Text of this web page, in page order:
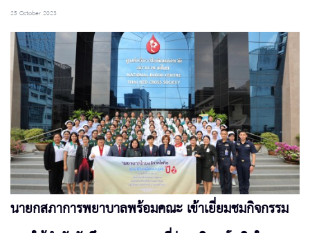
25 October 2023
นายกสภาการพยาบาลพร้อมคณะ เข้าเยี่ยมชมกิจกรรม